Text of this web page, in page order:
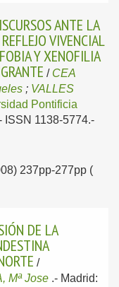
ANTE LA
VIVENCIAL
Y XENOFILIA
/ CEA
; VALLES
Pontificia
ISSN 1138-5774.-
237pp-277pp (
DE LA
/
Mª Jose .- Madrid: